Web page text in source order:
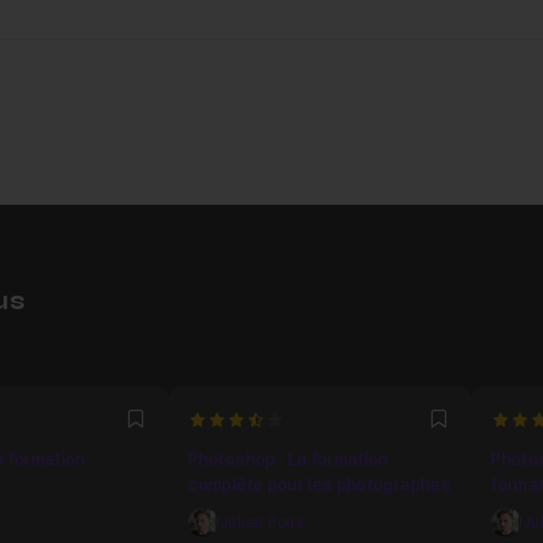
Favori
formation
3.1666666666667 Favori
Photoshop : La formation
complète pour les photographes
Julien Pons
5